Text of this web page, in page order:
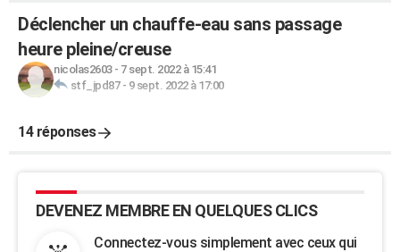
Déclencher un chauffe-eau sans passage
heure pleine/creuse
nicolas2603- 7 sept. 2022 à 15:41
stf_jpd87- 9 sept. 2022 à 17:00
14 réponses
DEVENEZ MEMBRE EN QUELQUES CLICS
Connectez-vous simplement avec ceux qui